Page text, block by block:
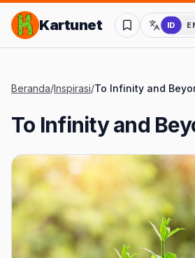
Lompat ke Konten Utama
Kartunet ID
Beranda/Inspirasi/To Infinity and
To Infinity and